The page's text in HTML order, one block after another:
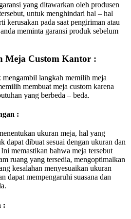
yang ditawarkan oleh produsen
untuk menghindari hal – hal
kerusakan pada saat pengiriman atau
meminta garansi produk sebelum
Meja Custom Kantor :
langkah memilih meja
membuat meja custom karena
yang berbeda – beda.
:
ukuran meja, hal yang
dapat dibuat sesuai dengan ukuran dan
memastikan bahwa meja tersebut
ruang yang tersedia, mengoptimalkan
kesalahan menyesuaikan ukuran
dapat mempengaruhi suasana dan
: